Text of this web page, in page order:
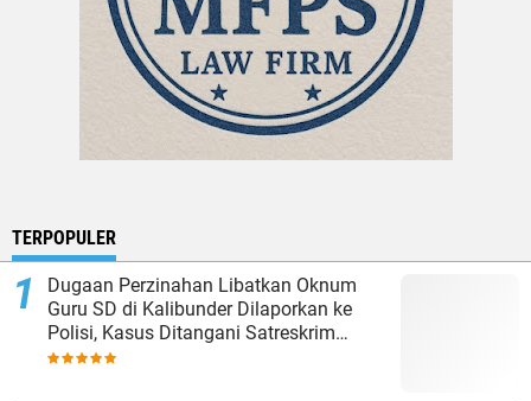
TERPOPULER
Dugaan Perzinahan Libatkan Oknum
Guru SD di Kalibunder Dilaporkan ke
Polisi, Kasus Ditangani Satreskrim
Polres Sukabumi